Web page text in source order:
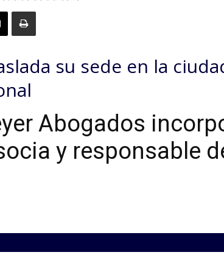
su sede en la
Abogados
y responsable